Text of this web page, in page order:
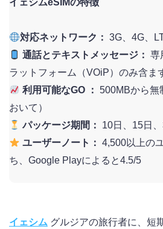
イェシムeSIMの特徴
対応ネットワーク： 3G、4G、
通話とテキストメッセージ： 専
ラットフォーム（VOiP）のみ含ま
利用可能なGO ： 500MBから無
おいて）
パッケージ期間：
10日、15日、
ユーザーノート： 4,500以上の
ち、Google Playによると4.5/5
イェシム グルジアの旅行者に、短